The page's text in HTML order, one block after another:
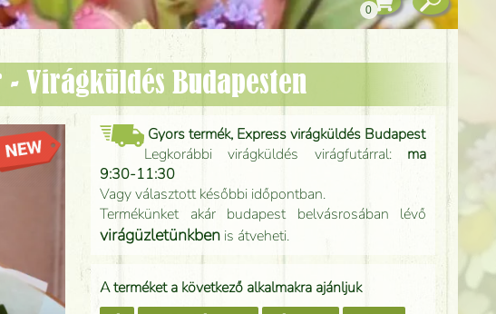
- Virágküldés Budapesten
Gyors termék, Express virágküldés Budapest
Legkorábbi virágküldés virágfutárral: ma
9:30-11:30
Vagy választott későbbi időpontban.
Termékünket akár budapest belvásrosában lévő
virágüzletünkben is átveheti.
A terméket a következő alkalmakra ajánljuk
0